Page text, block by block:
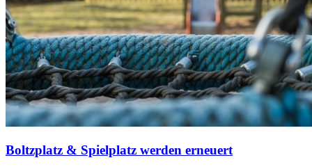
Boltzplatz & Spielplatz werden erneuert